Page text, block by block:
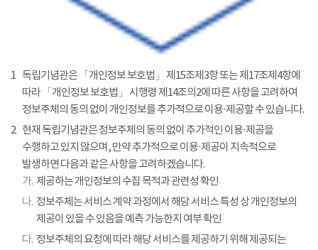
1 독립기념관은 「개인정보 보호법」 제15조제3항 또는 제17조제4항에
따라 「개인정보 보호법」 시행령 제14조의2에 따른 사항을 고려하여
정보주체의 동의 없이 개인정보를 추가적으로 이용·제공할 수 있습니다.
2 현재 독립기념관은 정보주체의 동의 없이 추가적인 이용·제공을
수행하고 있지 않으며, 만약 추가적으로 이용·제공이 지속적으로
발생하면 다음과 같은 사항을 고려하겠습니다.
가. 제공하는 개인정보의 수집 목적과 관련성 확인
나. 정보주체는 서비스 계약 과정에서 해당 서비스 특성 상 개인정보의
제공이 있을 수 있음을 예측 가능한지 여부 확인
다. 정보주체의 요청에 따라 해당 서비스를 제공하기 위해 제공되는